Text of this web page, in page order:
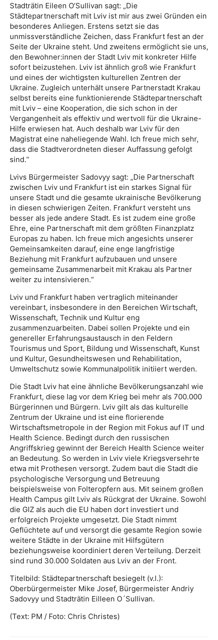
Stadträtin Eileen O’Sullivan sagt: „Die
Städtepartnerschaft mit Lviv ist mir aus zwei Gründen ein
besonderes Anliegen. Erstens setzt sie das
unmissverständliche Zeichen, dass Frankfurt fest an der
Seite der Ukraine steht. Und zweitens ermöglicht sie uns,
den Bewohner:innen der Stadt Lviv mit konkreter Hilfe
sofort beizustehen. Lviv ist ähnlich groß wie Frankfurt
und eines der wichtigsten kulturellen Zentren der
Ukraine. Zugleich unterhält unsere Partnerstadt Krakau
selbst bereits eine funktionierende Städtepartnerschaft
mit Lviv – eine Kooperation, die sich schon in der
Vergangenheit als effektiv und wertvoll für die Ukraine-
Hilfe erwiesen hat. Auch deshalb war Lviv für den
Magistrat eine naheliegende Wahl. Ich freue mich sehr,
dass die Stadtverordneten dieser Auffassung gefolgt
sind.“
Lvivs Bürgermeister Sadovyy sagt: „Die Partnerschaft
zwischen Lviv und Frankfurt ist ein starkes Signal für
unsere Stadt und die gesamte ukrainische Bevölkerung
in diesen schwierigen Zeiten. Frankfurt versteht uns
besser als jede andere Stadt. Es ist zudem eine große
Ehre, eine Partnerschaft mit dem größten Finanzplatz
Europas zu haben. Ich freue mich angesichts unserer
Gemeinsamkeiten darauf, eine enge langfristige
Beziehung mit Frankfurt aufzubauen und unsere
gemeinsame Zusammenarbeit mit Krakau als Partner
weiter zu intensivieren.“
Lviv und Frankfurt haben vertraglich miteinander
vereinbart, insbesondere in den Bereichen Wirtschaft,
Wissenschaft, Technik und Kultur eng
zusammenzuarbeiten. Dabei sollen Projekte und ein
genereller Erfahrungsaustausch in den Feldern
Tourismus und Sport, Bildung und Wissenschaft, Kunst
und Kultur, Gesundheitswesen und Rehabilitation,
Umweltschutz sowie Kommunalpolitik initiiert werden.
Die Stadt Lviv hat eine ähnliche Bevölkerungsanzahl wie
Frankfurt, diese lag vor dem Krieg bei mehr als 700.000
Bürgerinnen und Bürgern. Lviv gilt als das kulturelle
Zentrum der Ukraine und ist eine florierende
Wirtschaftsmetropole in der Region mit Fokus auf IT und
Health Science. Bedingt durch den russischen
Angriffskrieg gewinnt der Bereich Health Science weiter
an Bedeutung. So werden in Lviv viele Kriegsversehrte
etwa mit Prothesen versorgt. Zudem baut die Stadt die
psychologische Versorgung und Betreuung
beispielsweise von Folteropfern aus. Mit seinem großen
Health Campus gilt Lviv als Rückgrat der Ukraine. Sowohl
die GIZ als auch die EU haben dort investiert und
erfolgreich Projekte umgesetzt. Die Stadt nimmt
Geflüchtete auf und versorgt die gesamte Region sowie
weitere Städte in der Ukraine mit Hilfsgütern
beziehungsweise koordiniert deren Verteilung. Derzeit
sind rund 30.000 Soldaten aus Lviv an der Front.
Titelbild: Städtepartnerschaft besiegelt (v.l.):
Oberbürgermeister Mike Josef, Bürgermeister Andriy
Sadovyy und Stadträtin Eilleen O´Sullivan.
(Text: PM / Foto: Chris Christes)